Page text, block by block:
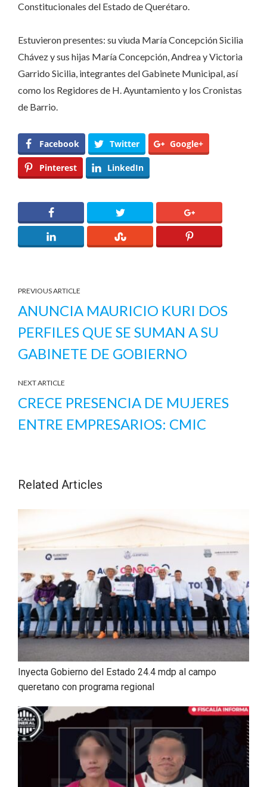
Constitucionales del Estado de Querétaro.
Estuvieron presentes: su viuda María Concepción Sicilia
Chávez y sus hijas María Concepción, Andrea y Victoria
Garrido Sicilia, integrantes del Gabinete Municipal, así
como los Regidores de H. Ayuntamiento y los Cronistas
de Barrio.
Facebook Twitter Google+
Pinterest LinkedIn
PREVIOUS ARTICLE
ANUNCIA MAURICIO KURI DOS
PERFILES QUE SE SUMAN A SU
GABINETE DE GOBIERNO
NEXT ARTICLE
CRECE PRESENCIA DE MUJERES
ENTRE EMPRESARIOS: CMIC
Related Articles
Inyecta Gobierno del Estado 24.4 mdp al campo
queretano con programa regional